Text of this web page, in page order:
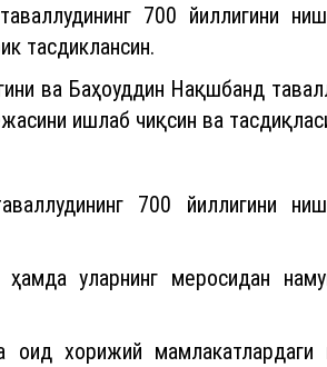
700 йиллигини
тасдиклансин.
ва Баҳоуддин Нақшбанд
ишлаб чиқсин ва
700 йиллигини
уларнинг меросидан
хорижий мамлакатлардаги